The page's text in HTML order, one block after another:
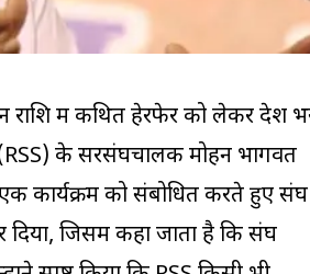
राशि में कथित हेरफेर को लेकर देश
(RSS) के सरसंघचालक मोहन भागवत
कार्यक्रम को संबोधित करते हुए संघ
जिसमें कहा जाता है कि संघ